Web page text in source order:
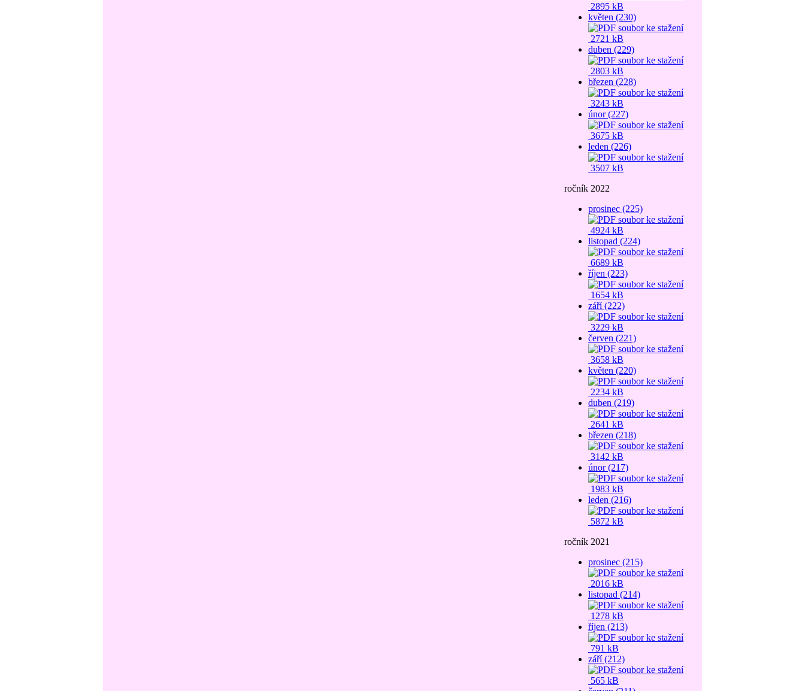
2895 kB
květen (230)
2721 kB
duben (229)
2803 kB
březen (228)
3243 kB
únor (227)
3675 kB
leden (226)
3507 kB
ročník 2022
prosinec (225)
4924 kB
listopad (224)
6689 kB
říjen (223)
1654 kB
září (222)
3229 kB
červen (221)
3658 kB
květen (220)
2234 kB
duben (219)
2641 kB
březen (218)
3142 kB
únor (217)
1983 kB
leden (216)
5872 kB
ročník 2021
prosinec (215)
2016 kB
listopad (214)
1278 kB
říjen (213)
791 kB
září (212)
565 kB